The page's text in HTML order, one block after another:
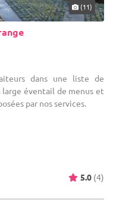
(11)
dans une liste de
éventail de menus et
par nos services.
5.0 (4)